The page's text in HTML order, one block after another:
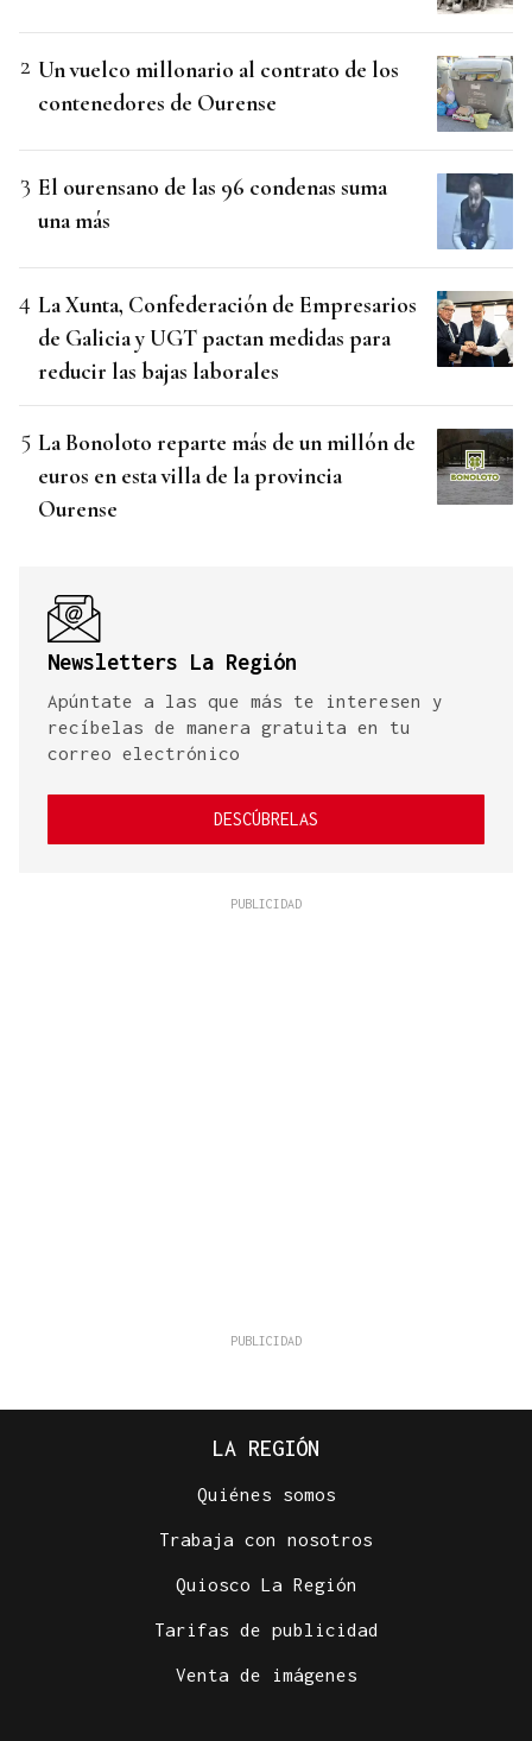
Un vuelco millonario al contrato de los
contenedores de Ourense
El ourensano de las 96 condenas suma
una más
La Xunta, Confederación de Empresarios
de Galicia y UGT pactan medidas para
reducir las bajas laborales
La Bonoloto reparte más de un millón de
euros en esta villa de la provincia
Ourense
Newsletters La Región
Apúntate a las que más te interesen y
recíbelas de manera gratuita en tu
correo electrónico
DESCÚBRELAS
LA REGIÓN
Quiénes somos
Trabaja con nosotros
Quiosco La Región
Tarifas de publicidad
Venta de imágenes